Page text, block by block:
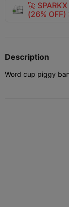
🚀
(26%
Description
Word cup piggy